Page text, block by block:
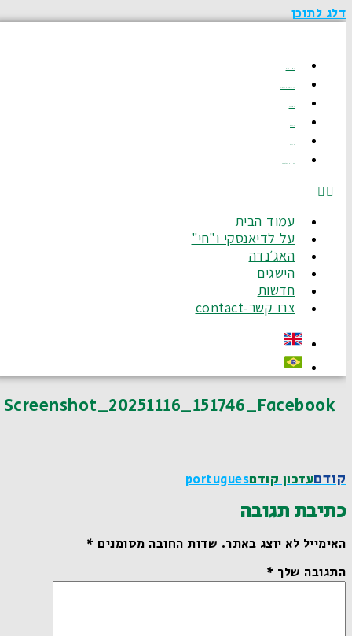
דלג לתוכן
עמוד הבית
על לדיאנסקי ו"חי"
האג׳נדה
הישגים
חדשות
צרו קשר-contact
Screenshot_20251116_151746_Facebook
קודםעדכון קודםPortugues
כתיבת תגובה
האימייל לא יוצג באתר.שדות החובה מסומנים*
התגובה שלך*